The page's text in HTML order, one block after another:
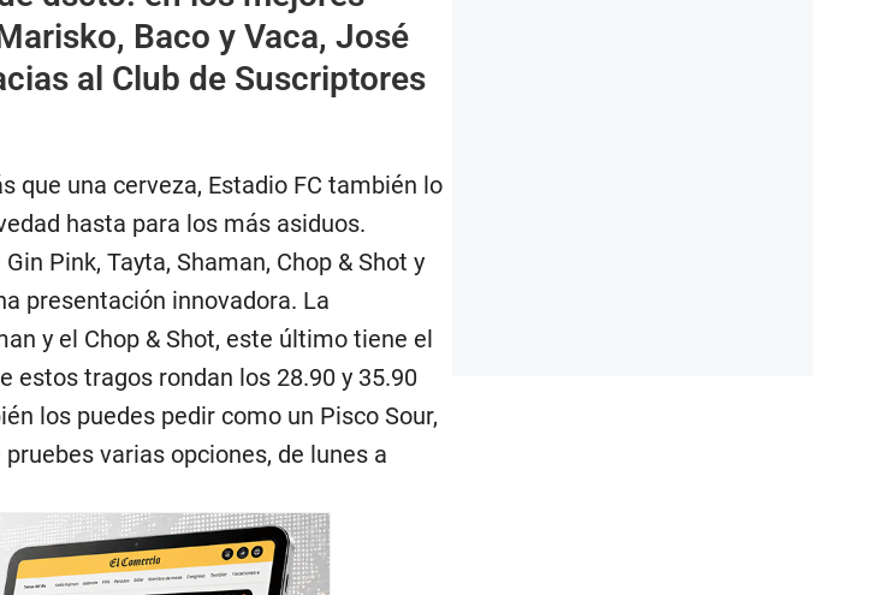
Baco y Vaca, José
al Club de Suscriptores
que una cerveza, Estadio FC también lo
hasta para los más asiduos.
Pink, Tayta, Shaman, Chop & Shot y
presentación innovadora. La
y el Chop & Shot, este último tiene el
estos tragos rondan los 28.90 y 35.90
los puedes pedir como un Pisco Sour,
varias opciones, de lunes a